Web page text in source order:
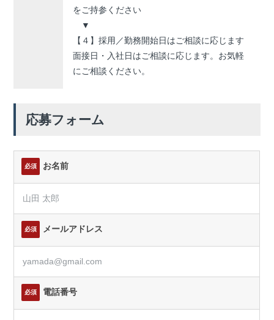
をご持参ください
▼
【４】採用／勤務開始日はご相談に応じます
面接日・入社日はご相談に応じます。お気軽
にご相談ください。
応募フォーム
必須 お名前
必須 メールアドレス
必須 電話番号